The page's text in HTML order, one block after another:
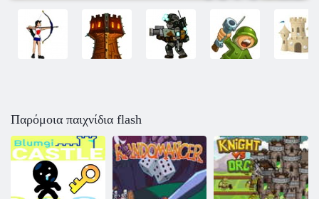
Παρόμοια παιχνίδια flash